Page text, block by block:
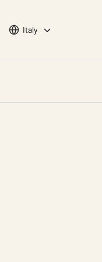
Choose languge
Italy